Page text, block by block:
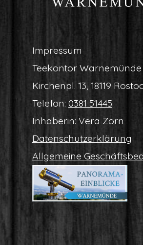
Impres­sum
Tee­kon­tor Warnemünde
Kir­chen­pl. 13, 18119
Tele­fon: 0381 51445
Inha­be­rin: Vera Zorn
Daten­schutz­er­klä­rung
All­ge­mei­ne